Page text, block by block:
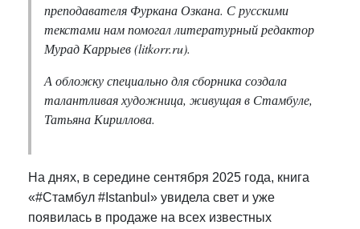
преподавателя Фуркана Озкана. С русскими
текстами нам помогал литературный редактор
Мурад Каррыев (litkorr.ru).
А обложку специально для сборника создала
талантливая художница, живущая в Стамбуле,
Татьяна Кириллова.
На днях, в середине сентября 2025 года, книга
«#Стамбул #Istanbul» увидела свет и уже
появилась в продаже на всех известных